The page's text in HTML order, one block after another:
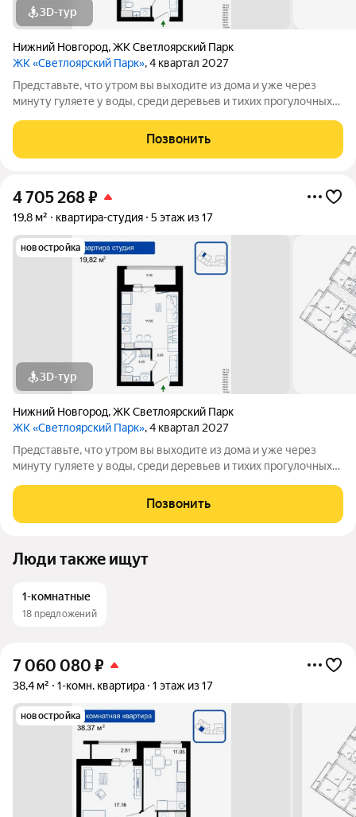
3D-тур
Нижний Новгород,ЖК Светлоярский Парк
ЖК «Светлоярский Парк», 4 квартал 2027
Представьте, что утром вы выходите из дома и уже через
минуту гуляете у воды, среди деревьев и тихих прогулочных
рядом с одним из самых живописных мест Сормовского
района Нижнего Новгорода
Позвонить
4 705 268₽
19,8 м² квартира-студия 5 этаж из 17
новостройка
3D-тур
Нижний Новгород,ЖК Светлоярский Парк
ЖК «Светлоярский Парк», 4 квартал 2027
Представьте, что утром вы выходите из дома и уже через
минуту гуляете у воды, среди деревьев и тихих прогулочных
рядом с одним из самых живописных мест Сормовского
района Нижнего Новгорода
Позвонить
Люди также ищут
1-комнатные
18 предложений
7 060 080 ₽
38,4 м² 1-комн. квартира 1 этаж из 17
новостройка